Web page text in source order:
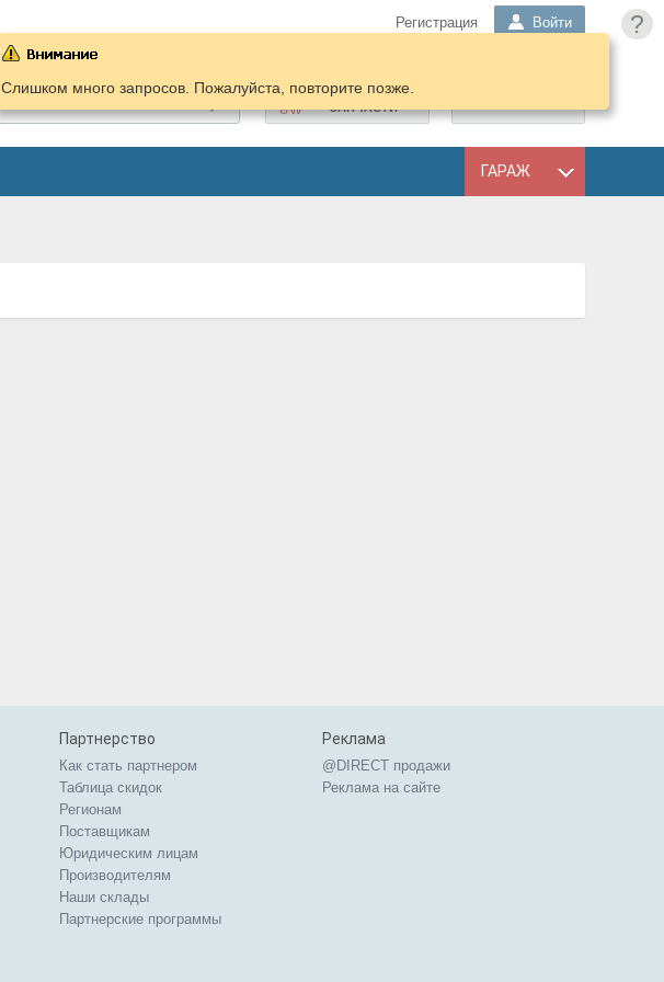
?
Регистрация Войти
ПОДОБРАТЬ
ЗАПЧАСТИ
ГАРАЖ
Слишком много запросов. Пожалуйста, повторите позже.
Партнерство
Как стать партнером
Таблица скидок
Регионам
Поставщикам
Юридическим лицам
Производителям
Наши склады
Партнерские программы
Реклама
@DIRECT продажи
Реклама на сайте